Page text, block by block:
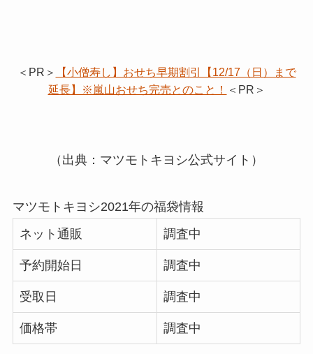
＜PR＞
【小僧寿し】おせち早期割引【12/17（日）まで
延長】※嵐山おせち完売とのこと！
＜PR＞
（出典：マツモトキヨシ公式サイト）
マツモトキヨシ2021年の福袋情報
ネット通販
調査中
予約開始日 調査中
受取日 調査中
価格帯 調査中